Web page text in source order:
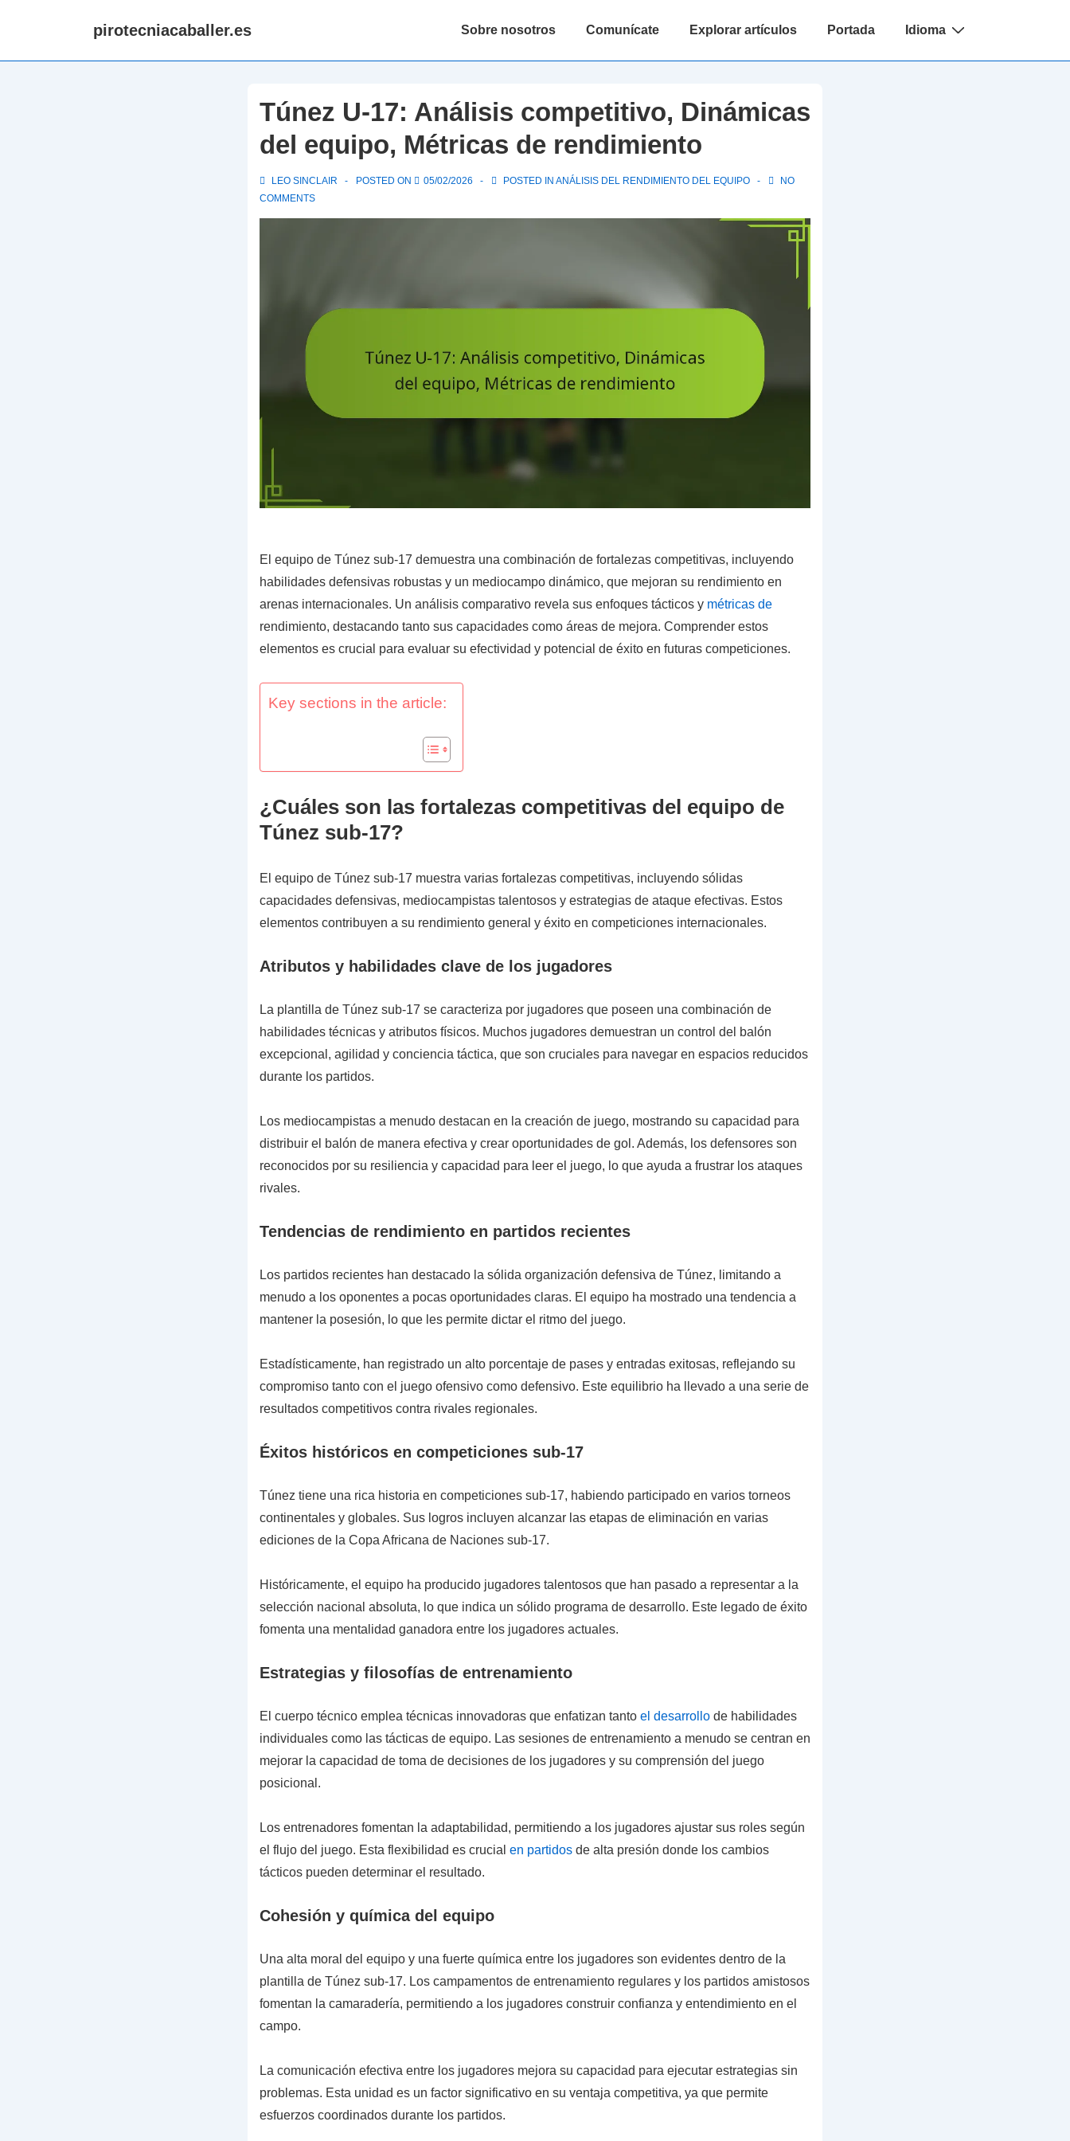
pirotecniacaballer.es
Main
Sobre nosotros Comunícate Explorar artículos Portada Idioma
Túnez U-17: Análisis competitivo, Dinámicas
del equipo, Métricas de rendimiento
LEO SINCLAIR POSTED ON 05/02/2026 POSTED IN ANÁLISIS DEL RENDIMIENTO DEL EQUIPO
NO
COMMENTS
El equipo de Túnez sub-17 demuestra una combinación de fortalezas competitivas, incluyendo
habilidades defensivas robustas y un mediocampo dinámico, que mejoran su rendimiento en
arenas internacionales. Un análisis comparativo revela sus enfoques tácticos y métricas de
rendimiento, destacando tanto sus capacidades como áreas de mejora. Comprender estos
elementos es crucial para evaluar su efectividad y potencial de éxito en futuras competiciones.
Key sections in the article:
¿Cuáles son las fortalezas competitivas del equipo de
Túnez sub-17?
El equipo de Túnez sub-17 muestra varias fortalezas competitivas, incluyendo sólidas
capacidades defensivas, mediocampistas talentosos y estrategias de ataque efectivas. Estos
elementos contribuyen a su rendimiento general y éxito en competiciones internacionales.
Atributos y habilidades clave de los jugadores
La plantilla de Túnez sub-17 se caracteriza por jugadores que poseen una combinación de
habilidades técnicas y atributos físicos. Muchos jugadores demuestran un control del balón
excepcional, agilidad y conciencia táctica, que son cruciales para navegar en espacios reducidos
durante los partidos.
Los mediocampistas a menudo destacan en la creación de juego, mostrando su capacidad para
distribuir el balón de manera efectiva y crear oportunidades de gol. Además, los defensores son
reconocidos por su resiliencia y capacidad para leer el juego, lo que ayuda a frustrar los ataques
rivales.
Tendencias de rendimiento en partidos recientes
Los partidos recientes han destacado la sólida organización defensiva de Túnez, limitando a
menudo a los oponentes a pocas oportunidades claras. El equipo ha mostrado una tendencia a
mantener la posesión, lo que les permite dictar el ritmo del juego.
Estadísticamente, han registrado un alto porcentaje de pases y entradas exitosas, reflejando su
compromiso tanto con el juego ofensivo como defensivo. Este equilibrio ha llevado a una serie de
resultados competitivos contra rivales regionales.
Éxitos históricos en competiciones sub-17
Túnez tiene una rica historia en competiciones sub-17, habiendo participado en varios torneos
continentales y globales. Sus logros incluyen alcanzar las etapas de eliminación en varias
ediciones de la Copa Africana de Naciones sub-17.
Históricamente, el equipo ha producido jugadores talentosos que han pasado a representar a la
selección nacional absoluta, lo que indica un sólido programa de desarrollo. Este legado de éxito
fomenta una mentalidad ganadora entre los jugadores actuales.
Estrategias y filosofías de entrenamiento
El cuerpo técnico emplea técnicas innovadoras que enfatizan tanto el desarrollode habilidades
individuales como las tácticas de equipo. Las sesiones de entrenamiento a menudo se centran en
mejorar la capacidad de toma de decisiones de los jugadores y su comprensión del juego
posicional.
Los entrenadores fomentan la adaptabilidad, permitiendo a los jugadores ajustar sus roles según
el flujo del juego. Esta flexibilidad es crucial en partidosde alta presión donde los cambios
tácticos pueden determinar el resultado.
Cohesión y química del equipo
Una alta moral del equipo y una fuerte química entre los jugadores son evidentes dentro de la
plantilla de Túnez sub-17. Los campamentos de entrenamiento regulares y los partidos amistosos
fomentan la camaradería, permitiendo a los jugadores construir confianza y entendimiento en el
campo.
La comunicación efectiva entre los jugadores mejora su capacidad para ejecutar estrategias sin
problemas. Esta unidad es un factor significativo en su ventaja competitiva, ya que permite
esfuerzos coordinados durante los partidos.